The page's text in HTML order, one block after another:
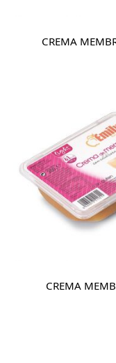
CREMA
CREMA